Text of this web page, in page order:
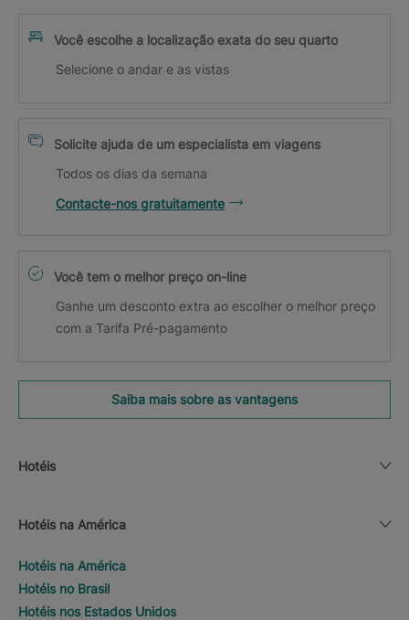
Você escolhe a localização exata do seu quarto
Selecione o andar e as vistas
Solicite ajuda de um especialista em viagens
Todos os dias da semana
Contacte-nos gratuitamente
Você tem o melhor preço on-line
Ganhe um desconto extra ao escolher o melhor preço
com a Tarifa Pré-pagamento
Saiba mais sobre as vantagens
Hotéis
Hotéis na América
Hotéis na América
Hotéis no Brasil
Hotéis nos Estados Unidos